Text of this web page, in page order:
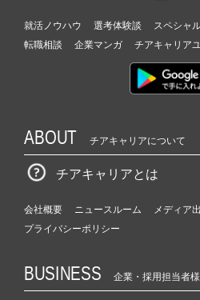
就活ノウハウ 選考体験談 スペシャ
転職相談
企業マンガ チアキャリア
ABOUT チアキャリアについて
チアキャリアとは
会社概要 ニュースルーム
メディア
プライバシーポリシー
BUSINESS 企業・採用担当者様